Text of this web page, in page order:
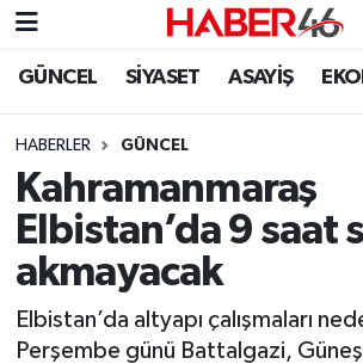
GÜNCEL SİYASET ASAYİŞ
HABERLER GÜNCEL
Kahramanmaraş
Elbistan’da 9 saat
akmayacak
Elbistan’da altyapı çalışmaları
Perşembe günü Battalgazi,
GÜNCEL
SİYASET
EKONOMİ
SPOR
YAŞAM
Nöbetçi Eczaneler
Hava Durumu
Kahramanmaraş Namaz
Trafik Durumu
Süper Lig Puan Durumu ve